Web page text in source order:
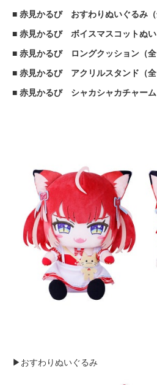
■ 赤見かるび おすわりぬいぐるみ（
■ 赤見かるび ボイスマスコットぬい
■ 赤見かるび ロングクッション（全
■ 赤見かるび アクリルスタンド（全
■ 赤見かるび シャカシャカチャーム
▶おすわりぬいぐるみ